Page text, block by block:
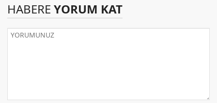
HABERE YORUM KAT